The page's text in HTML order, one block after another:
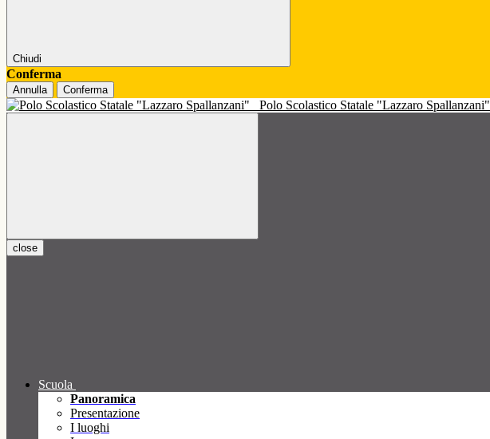
Chiudi
Conferma
Annulla Conferma
Polo Scolastico Statale "Lazzaro Spallanzani"
close
Scuola
Panoramica
Presentazione
I luoghi